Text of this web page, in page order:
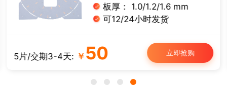
板厚： 1.0/1.2/1.6 mm
可12/24小时发货
5片/交期3-4天: ￥ 50 立即抢购